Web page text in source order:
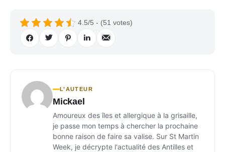
4.5/5 - (51 votes)
L’AUTEUR
Mickael
Amoureux des îles et allergique à la grisaille,
je passe mon temps à chercher la prochaine
bonne raison de faire sa valise. Sur St Martin
Week, je décrypte l'actualité des Antilles et